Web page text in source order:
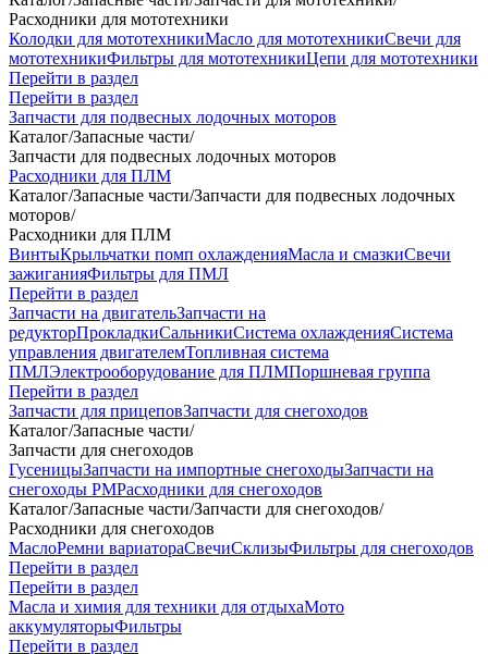
Расходники для мототехники
Колодки для мототехникиМасло для мототехникиСвечи для
мототехникиФильтры для мототехникиЦепи для мототехники
Перейти в раздел
Перейти в раздел
Запчасти для подвесных лодочных моторов
Каталог/Запасные части/
Запчасти для подвесных лодочных моторов
Расходники для ПЛМ
Каталог/Запасные части/Запчасти для подвесных лодочных
моторов/
Расходники для ПЛМ
ВинтыКрыльчатки помп охлажденияМасла и смазкиСвечи
зажиганияФильтры для ПМЛ
Перейти в раздел
Запчасти на двигательЗапчасти на
редукторПрокладкиСальникиСистема охлажденияСистема
управления двигателемТопливная система
ПМЛЭлектрооборудование для ПЛМПоршневая группа
Перейти в раздел
Запчасти для прицеповЗапчасти для снегоходов
Каталог/Запасные части/
Запчасти для снегоходов
ГусеницыЗапчасти на импортные снегоходыЗапчасти на
снегоходы РМРасходники для снегоходов
Каталог/Запасные части/Запчасти для снегоходов/
Расходники для снегоходов
МаслоРемни вариатораСвечиСклизыФильтры для снегоходов
Перейти в раздел
Перейти в раздел
Масла и химия для техники для отдыхаМото
аккумуляторыФильтры
Перейти в раздел